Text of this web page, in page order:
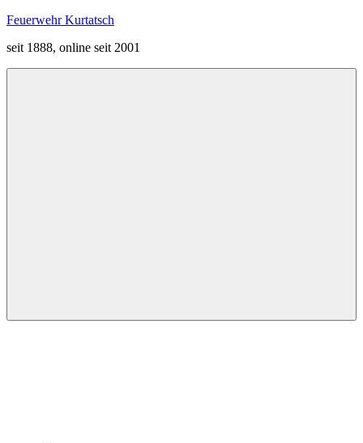
Zum
springen
Feuerwehr Kurtatsch
seit 1888, online seit 2001